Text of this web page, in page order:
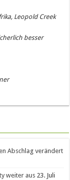
Leopold Creek
besser
Abschlag verändert
weiter aus 23. Juli